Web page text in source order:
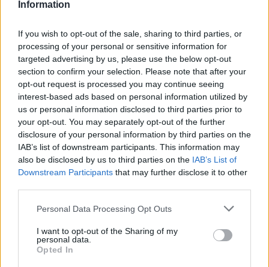
Information
If you wish to opt-out of the sale, sharing to third parties, or
processing of your personal or sensitive information for
targeted advertising by us, please use the below opt-out
section to confirm your selection. Please note that after your
opt-out request is processed you may continue seeing
interest-based ads based on personal information utilized by
us or personal information disclosed to third parties prior to
your opt-out. You may separately opt-out of the further
disclosure of your personal information by third parties on the
IAB’s list of downstream participants. This information may
also be disclosed by us to third parties on the IAB’s List of
Downstream Participants that may further disclose it to other
Personal Data Processing Opt Outs
I want to opt-out of the Sharing of my
personal data.
Opted In
Πέθανε ο Γιάννης Γρηγοράκης
Πε, 6 Αυγ 2026 13:42